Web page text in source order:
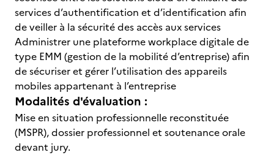
services d’authentification et d’identification afin
de veiller à la sécurité des accès aux services
Administrer une plateforme workplace digitale de
type EMM (gestion de la mobilité d’entreprise) afin
de sécuriser et gérer l’utilisation des appareils
mobiles appartenant à l’entreprise
Modalités d'évaluation :
Mise en situation professionnelle reconstituée
(MSPR), dossier professionnel et soutenance orale
devant jury.